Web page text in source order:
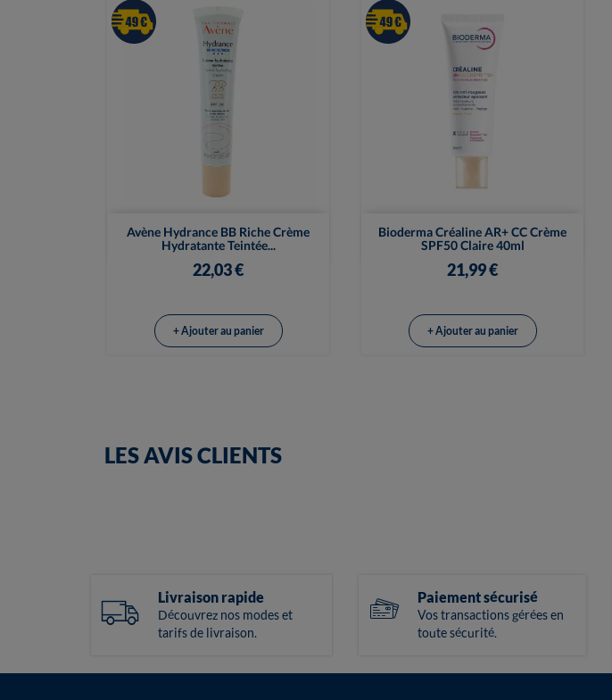
Avène Hydrance BB Riche Crème
Hydratante Teintée...
22,03 €
Vue rapide
+ Ajouter au panier
Bioderma Créaline AR+ CC Crème
SPF50 Claire 40ml
21,99 €
Vue rapide
+ Ajouter au panier
LES AVIS CLIENTS
Livraison rapide
Découvrez nos modes et
tarifs de livraison.
Paiement sécurisé
Vos transactions gérées en
toute sécurité.